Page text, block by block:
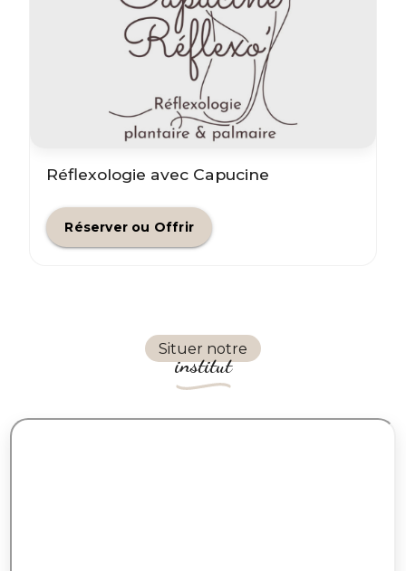
Réflexologie avec Capucine
Réserver ou Offrir
Situer notre
institut